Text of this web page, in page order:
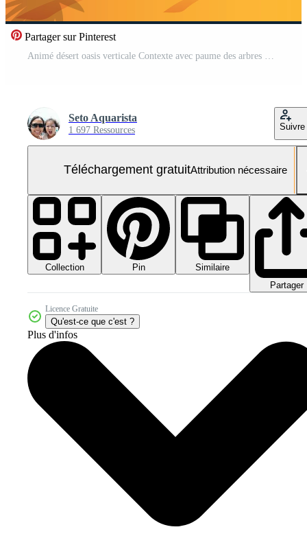
Partager sur Pinterest
Seto Aquarista
1 697 Ressources Suivre
Téléchargement gratuitAttribution nécessaire
Collection Pin
Similaire
Partager
Licence Gratuite
Qu'est-ce que c'est ?
Plus d'infos